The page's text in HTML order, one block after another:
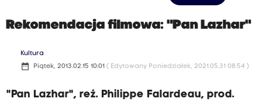
Rekomendacja filmowa:"Pan Lazhar"
Kultura
date_range Piątek, 2013.02.15 10:01 ( Edytowany Poniedziałek, 2021.05.31 08:54 )
"Pan Lazhar", reż. Philippe Falardeau, prod.